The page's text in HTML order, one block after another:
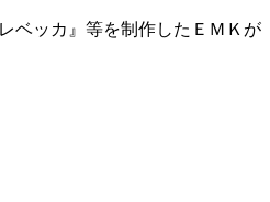
ベッカ』等を制作したＥＭＫが